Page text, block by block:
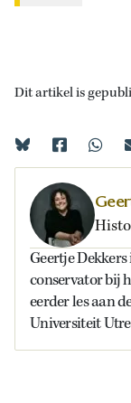
Dit artikel is
Geertje
conservator bij
eerder les aan
Universiteit